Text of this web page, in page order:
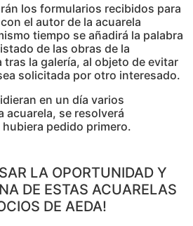
los formularios recibidos para
el autor de la acuarela
tiempo se añadirá la palabra
de las obras de la
la galería, al objeto de evitar
solicitada por otro interesado.
en un día varios
acuarela, se resolverá
pedido primero.
LA OPORTUNIDAD Y
DE ESTAS ACUARELAS
DE AEDA!